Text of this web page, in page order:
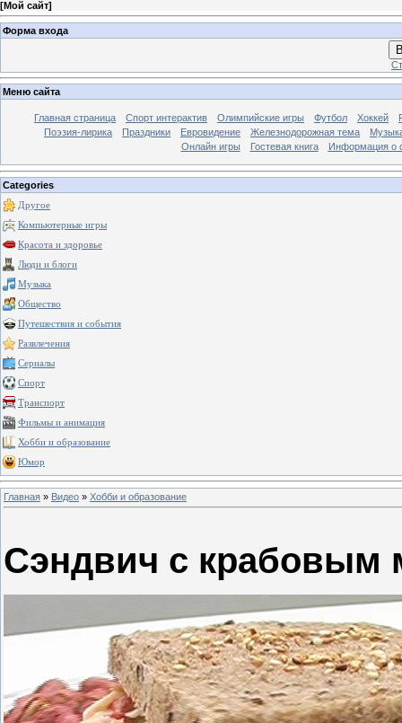
[Мой сайт]
Форма входа
Меню сайта
Главная страница Спорт интерактив Олимпийские игры Футбол Хоккей
Поэзия-лирика
Праздники Евровидение Железнодорожная тема
Онлайн игры
Гостевая книга Информация о
Categories
Другое
Компьютерные игры
Красота и здоровье
Люди и блоги
Музыка
Общество
Путешествия и события
Развлечения
Сериалы
Спорт
Транспорт
Фильмы и анимация
Хобби и образование
Юмор
Главная » Видео » Хобби и образование
Сэндвич с крабовым